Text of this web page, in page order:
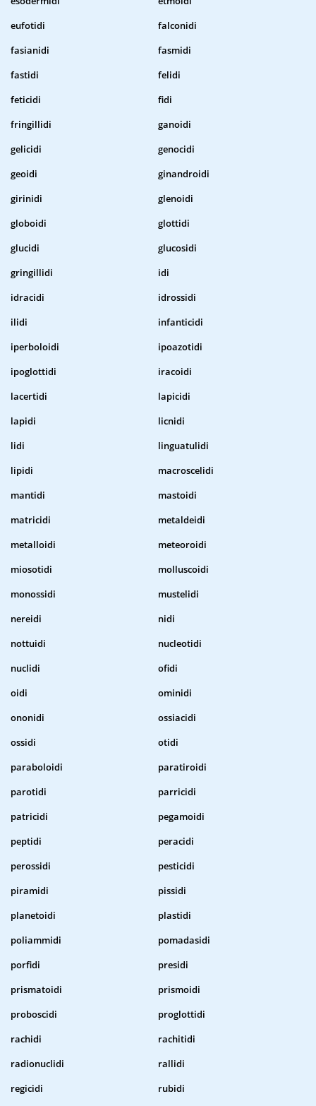
eufotidi
falconidi
fasianidi
fasmidi
fastidi
felidi
feticidi
fidi
fringillidi
ganoidi
gelicidi
genocidi
geoidi
ginandroidi
girinidi
glenoidi
globoidi
glottidi
glucidi
glucosidi
gringillidi
idi
idracidi
idrossidi
ilidi
infanticidi
iperboloidi
ipoazotidi
ipoglottidi
iracoidi
lacertidi
lapicidi
lapidi
licnidi
lidi
linguatulidi
lipidi
macroscelidi
mantidi
mastoidi
matricidi
metaldeidi
metalloidi
meteoroidi
miosotidi
molluscoidi
monossidi
mustelidi
nereidi
nidi
nottuidi
nucleotidi
nuclidi
ofidi
oidi
ominidi
ononidi
ossiacidi
ossidi
otidi
paraboloidi
paratiroidi
parotidi
parricidi
patricidi
pegamoidi
peptidi
peracidi
perossidi
pesticidi
piramidi
pissidi
planetoidi
plastidi
poliammidi
pomadasidi
porfidi
presidi
prismatoidi
prismoidi
proboscidi
proglottidi
rachidi
rachitidi
radionuclidi
rallidi
regicidi
rubidi